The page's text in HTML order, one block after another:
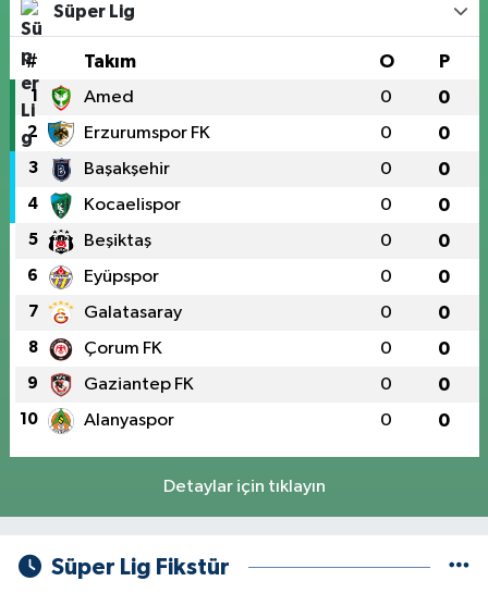
Süper Lig
# Takım O P
1 Amed 0 0
2 Erzurumspor FK 0 0
3 Başakşehir 0 0
4 Kocaelispor 0 0
5 Beşiktaş 0 0
6 Eyüpspor 0 0
7 Galatasaray 0 0
8 Çorum FK 0 0
9 Gaziantep FK 0 0
10 Alanyaspor 0 0
Detaylar için tıklayın
Süper Lig Fikstür